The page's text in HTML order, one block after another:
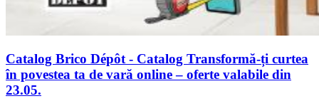
Catalog Brico Dépôt - Catalog Transformă-ți curtea
în povestea ta de vară online – oferte valabile din
23.05.